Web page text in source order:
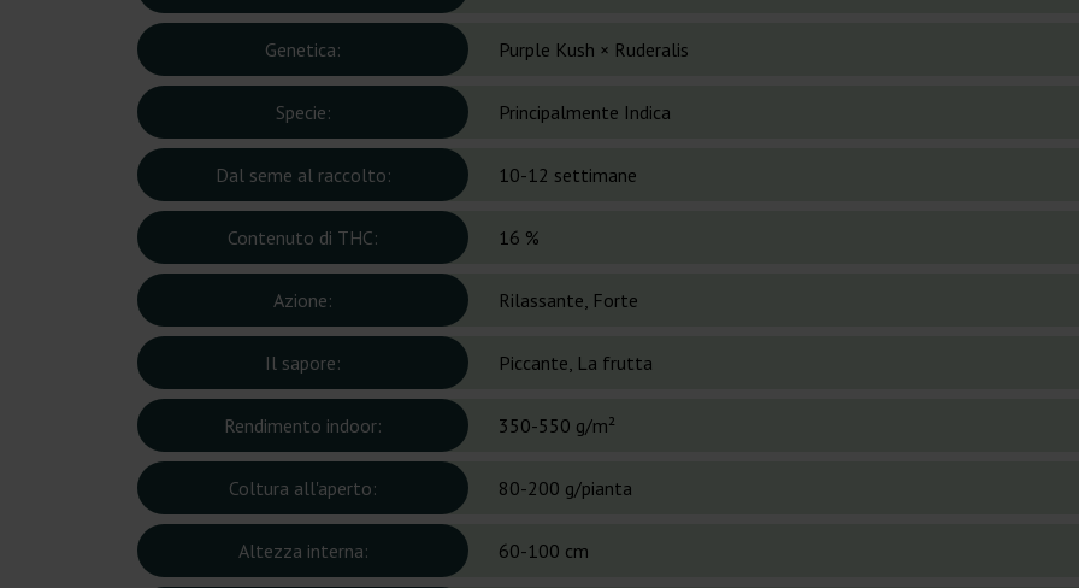
Genetica: Purple Kush × Ruderalis
Specie: Principalmente Indica
Dal seme al raccolto: 10-12 settimane
Contenuto di THC: 16 %
Azione: Rilassante, Forte
Il sapore: Piccante, La frutta
Rendimento indoor: 350-550 g/m²
Coltura all'aperto: 80-200 g/pianta
Altezza interna: 60-100 cm